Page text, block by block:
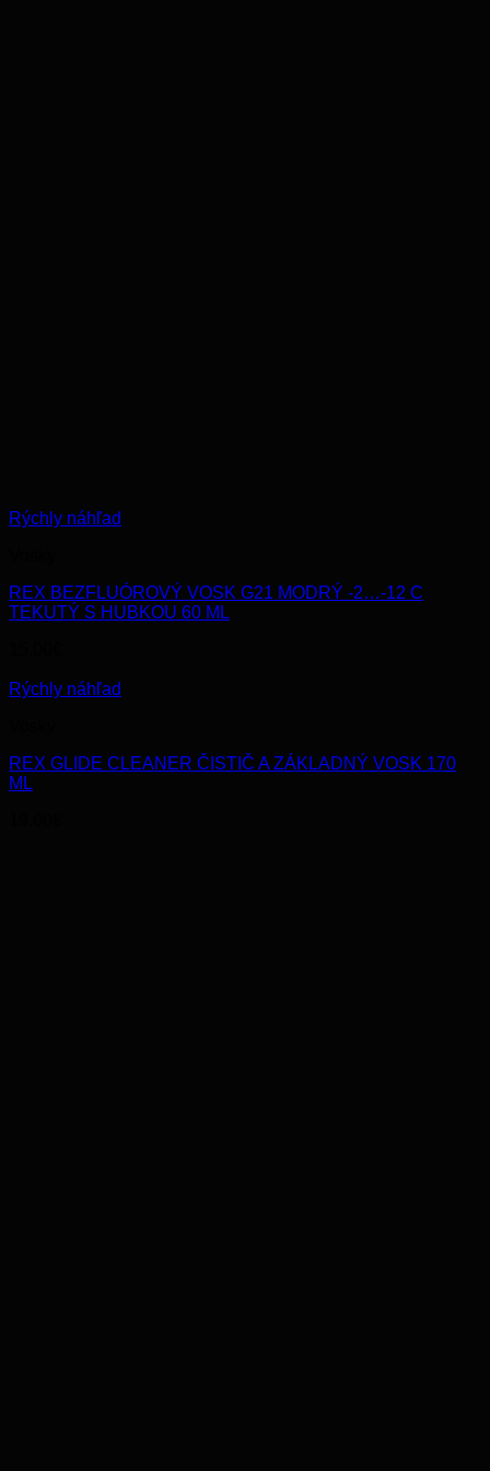
Rýchly náhľad
REX BEZFLUÓROVÝ VOSK G21 MODRÝ -2…-12 C
TEKUTÝ S HUBKOU 60 ML
Rýchly náhľad
REX GLIDE CLEANER ČISTIČ A ZÁKLADNÝ VOSK 170
ML